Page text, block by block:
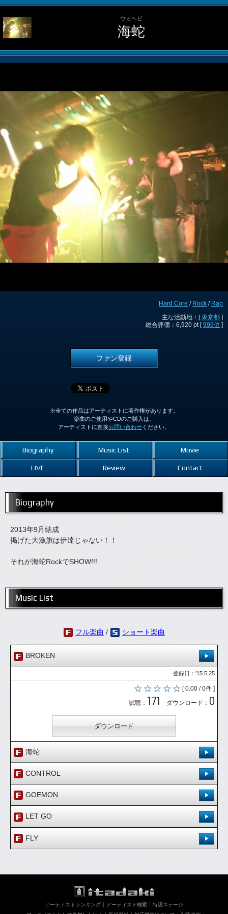
ウミヘビ
海蛇
Hard Core / Rock / Rap
主な活動地：[東京都 ]
総合評価：6,920 pt [999位 ]
ファン登録
※全ての作品はアーティストに著作権があります。
楽曲のご使用やCDのご購入は、
アーティストに直接お問い合わせ ください。
Biography Music List Movie
LIVE Review Contact
Biography
2013年9月結成
掲げた大漁旗は伊達じゃない！！
それが海蛇RockでSHOW!!!
Music List
フル楽曲 / ショート楽曲
BROKEN
登録日：'15.5.25
[ 0.00 / 0件 ]
試聴： 171 ダウンロード： 0
ダウンロード
海蛇
登録日：'15.5.25
[ 0.00 / 0件 ]
ダウンロード：1
CONTROL
登録日：'15.5.25
[ 0.00 / 0件 ]
ダウンロード：0
GOEMON
登録日：'15.5.25
[ 0.00 / 0件 ]
ダウンロード：0
LET GO
登録日：'15.5.25
[ 0.00 / 0件 ]
ダウンロード
FLY
ダウンロード
アーティストランキング アーティスト検索
特設ステージ